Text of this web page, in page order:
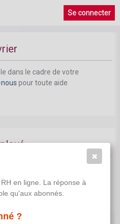
Se connecter
dans le cadre de votre
pour toute aide
dans le cadre de votre
pour toute aide
en ligne. La réponse à
qu'aux abonnés.
?